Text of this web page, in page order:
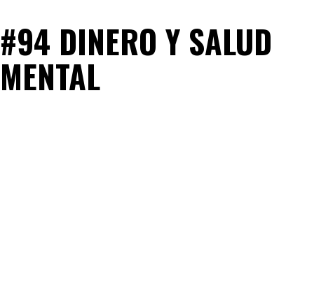
#94 DINERO Y SALUD
MENTAL